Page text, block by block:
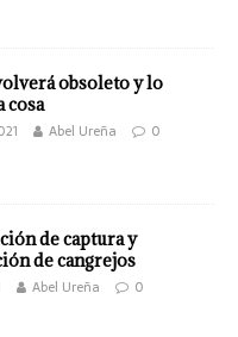
obsoleto y lo
cosa
Abel Ureña 0
de captura y
de cangrejos
Abel Ureña 0